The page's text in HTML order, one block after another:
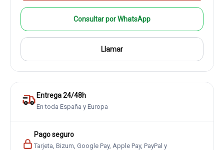
Consultar por WhatsApp
Llamar
Entrega 24/48h
En toda España y Europa
Pago seguro
Tarjeta, Bizum, Google Pay, Apple Pay, PayPal y